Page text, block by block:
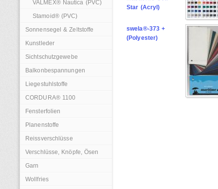
VALMEX® Nautica (PVC)
Stamoid® (PVC)
Sonnensegel & Zeltstoffe
Kunstleder
Sichtschutzgewebe
Balkonbespannungen
Liegestuhlstoffe
CORDURA® 1100
Fensterfolien
Planenstoffe
Reissverschlüsse
Verschlüsse, Knöpfe, Ösen
Garn
Wollfries
Star (Acryl)
swela®-373 +
(Polyester)